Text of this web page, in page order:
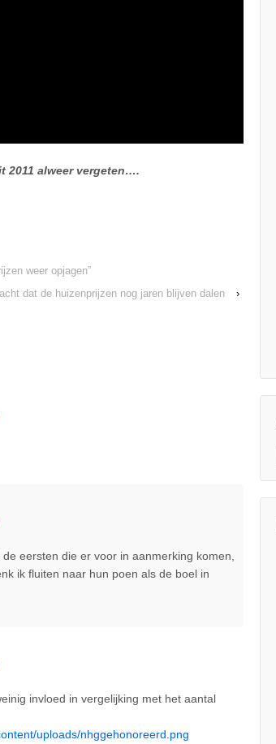
2011 alweer vergeten….
weer opjagen”
dat de huizenprijzen nog jaren blijven dalen
›
eersten die er voor in aanmerking komen,
ik fluiten naar hun poen als de boel in
invloed in vergelijking met het aantal
uploads/nhggehonoreerd.png